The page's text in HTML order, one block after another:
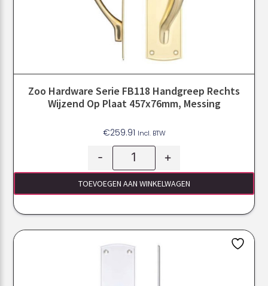
Zoo Hardware Serie FB118 Handgreep Rechts
Wijzend Op Plaat 457x76mm, Messing
€259.91 Incl. BTW
- +
TOEVOEGEN AAN WINKELWAGEN